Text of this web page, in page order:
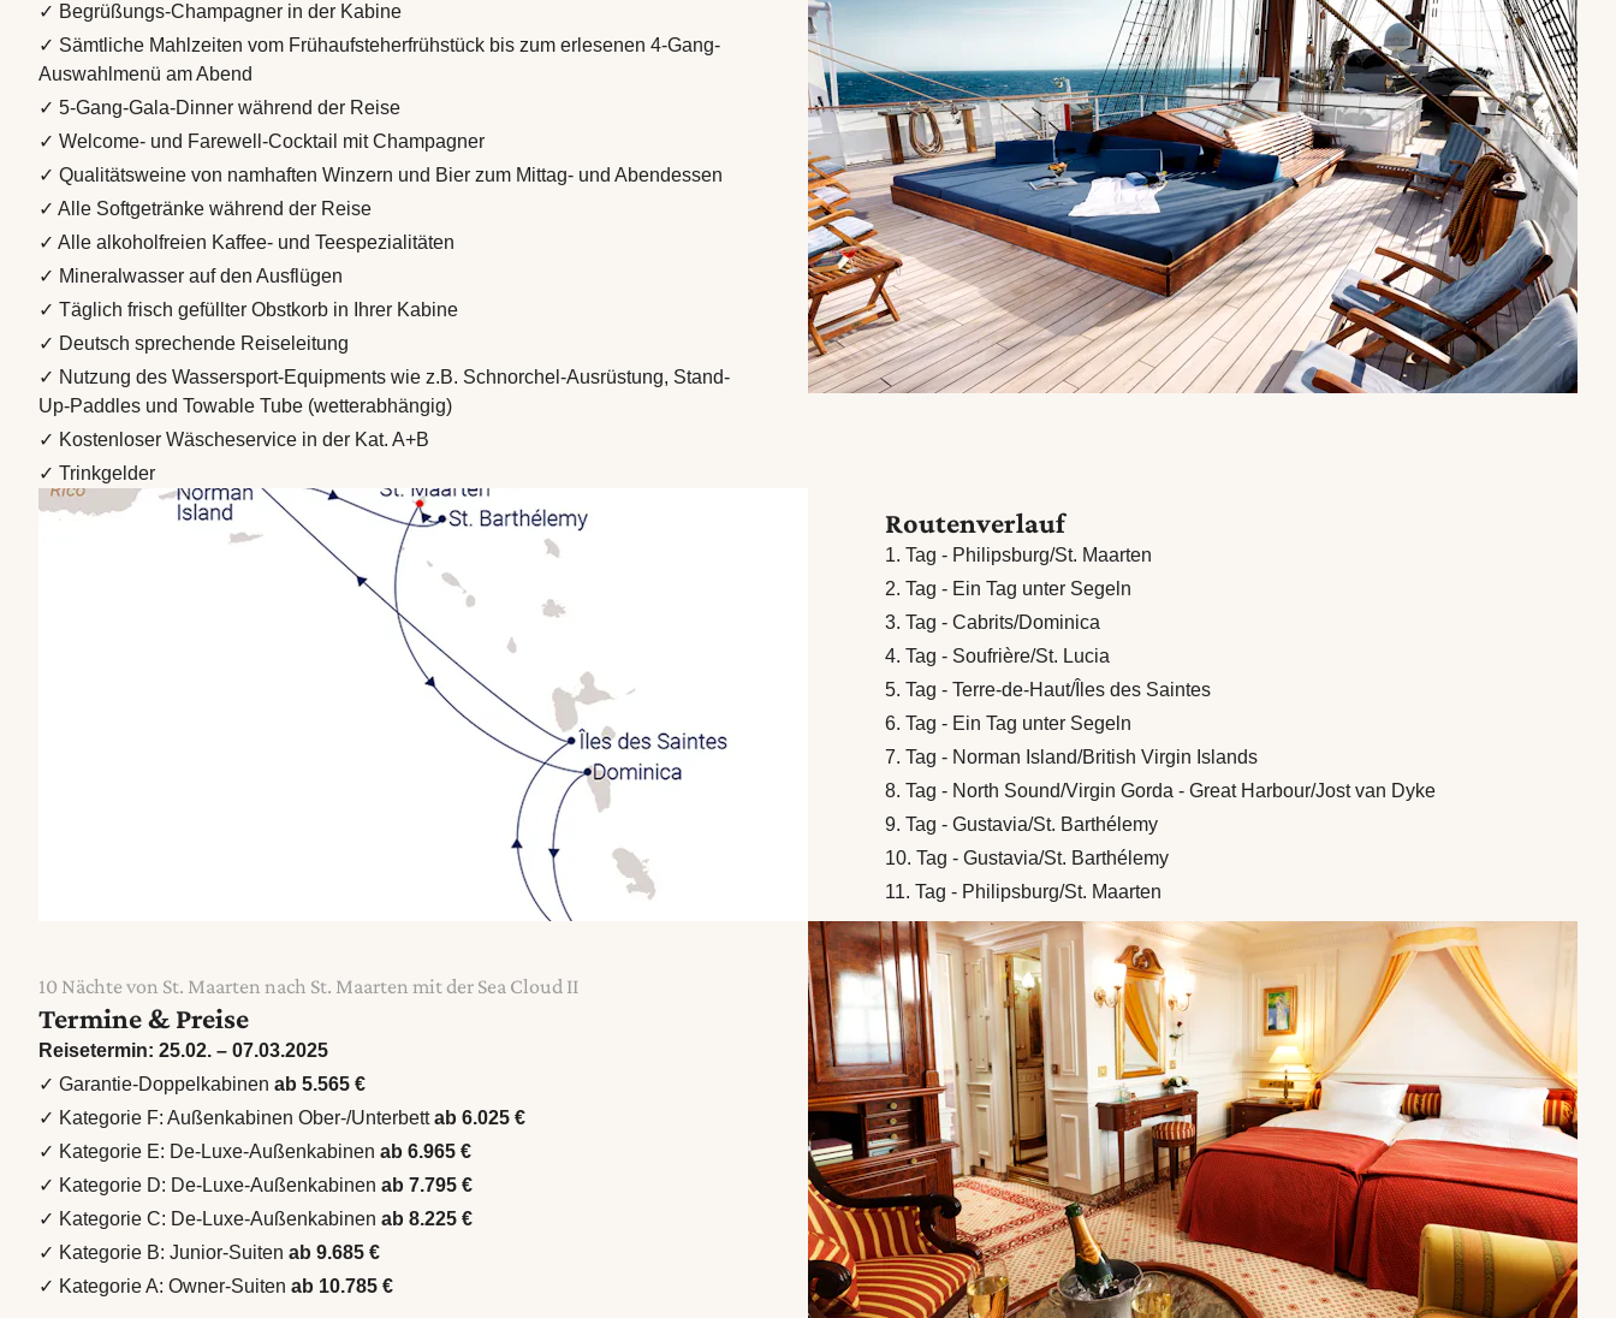
✓ Begrüßungs-Champagner in der Kabine
✓ Sämtliche Mahlzeiten vom Frühaufsteherfrühstück bis zum erlesenen 4-Gang-
Auswahlmenü am Abend
✓ 5-Gang-Gala-Dinner während der Reise
✓ Welcome- und Farewell-Cocktail mit Champagner
✓ Qualitätsweine von namhaften Winzern und Bier zum Mittag- und Abendessen
✓ Alle Softgetränke während der Reise
✓ Alle alkoholfreien Kaffee- und Teespezialitäten
✓ Mineralwasser auf den Ausflügen
✓ Täglich frisch gefüllter Obstkorb in Ihrer Kabine
✓ Deutsch sprechende Reiseleitung
✓ Nutzung des Wassersport-Equipments wie z.B. Schnorchel-Ausrüstung, Stand-
Up-Paddles und Towable Tube (wetterabhängig)
✓ Kostenloser Wäscheservice in der Kat. A+B
✓ Trinkgelder
Routenverlauf
1. Tag - Philipsburg/St. Maarten
2. Tag - Ein Tag unter Segeln
3. Tag - Cabrits/Dominica
4. Tag - Soufrière/St. Lucia
5. Tag - Terre-de-Haut/Îles des Saintes
6. Tag - Ein Tag unter Segeln
7. Tag - Norman Island/British Virgin Islands
8. Tag - North Sound/Virgin Gorda - Great Harbour/Jost van Dyke
9. Tag - Gustavia/St. Barthélemy
10. Tag - Gustavia/St. Barthélemy
11. Tag - Philipsburg/St. Maarten
10 Nächte von St. Maarten nach St. Maarten mit der Sea Cloud II
Termine & Preise
Reisetermin: 25.02. – 07.03.2025
✓ Garantie-Doppelkabinen ab 5.565 €
✓ Kategorie F: Außenkabinen Ober-/Unterbettab 6.025 €
✓ Kategorie E: De-Luxe-Außenkabinen ab 6.965 €
✓ Kategorie D: De-Luxe-Außenkabinen ab 7.795 €
✓ Kategorie C: De-Luxe-Außenkabinen ab 8.225 €
✓ Kategorie B: Junior-Suiten ab 9.685 €
✓ Kategorie A: Owner-Suiten ab 10.785 €